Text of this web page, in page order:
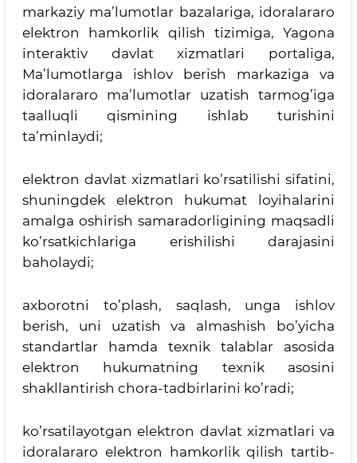
markaziy ma’lumotlar bazalariga, idoralararo
elektron hamkorlik qilish tizimiga, Yagona
interaktiv davlat xizmatlari portaliga,
Ma’lumotlarga ishlov berish markaziga va
idoralararo ma’lumotlar uzatish tarmog’iga
taalluqli qismining ishlab turishini
ta’minlaydi;
elektron davlat xizmatlari ko’rsatilishi sifatini,
shuningdek elektron hukumat loyihalarini
amalga oshirish samaradorligining maqsadli
ko’rsatkichlariga erishilishi darajasini
baholaydi;
axborotni to’plash, saqlash, unga ishlov
berish, uni uzatish va almashish bo’yicha
standartlar hamda texnik talablar asosida
elektron hukumatning texnik asosini
shakllantirish chora-tadbirlarini ko’radi;
ko’rsatilayotgan elektron davlat xizmatlari va
idoralararo elektron hamkorlik qilish tartib-